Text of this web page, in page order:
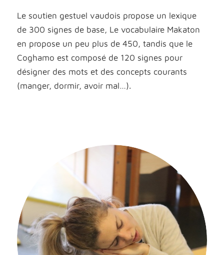
Le soutien gestuel vaudois propose un lexique
de 300 signes de base, Le vocabulaire Makaton
en propose un peu plus de 450, tandis que le
Coghamo est composé de 120 signes pour
désigner des mots et des concepts courants
(manger, dormir, avoir mal…).